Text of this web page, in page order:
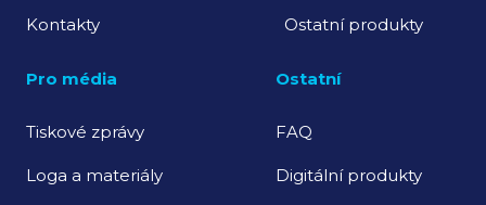
Kontakty Ostatní produkty
Pro média
Tiskové zprávy
Loga a materiály
Ostatní
FAQ
Digitální produkty